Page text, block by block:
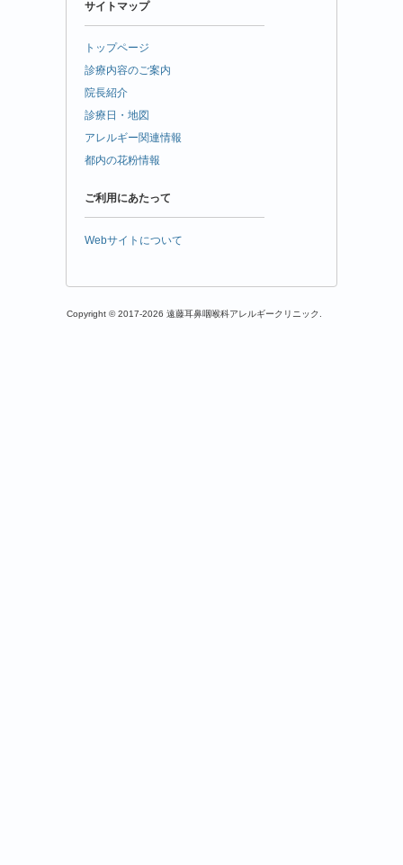
サイトマップ
トップページ
診療内容のご案内
院長紹介
診療日・地図
アレルギー関連情報
都内の花粉情報
ご利用にあたって
Webサイトについて
Copyright © 2017-2026 遠藤耳鼻咽喉科アレルギークリニック.